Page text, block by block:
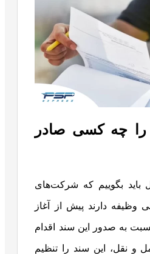
را چه کسی صادر
باید بگوییم که شرکت‌های
وظیفه دارند پیش از آغاز
به صدور این سند اقدام
و نقل، این سند را تنظیم